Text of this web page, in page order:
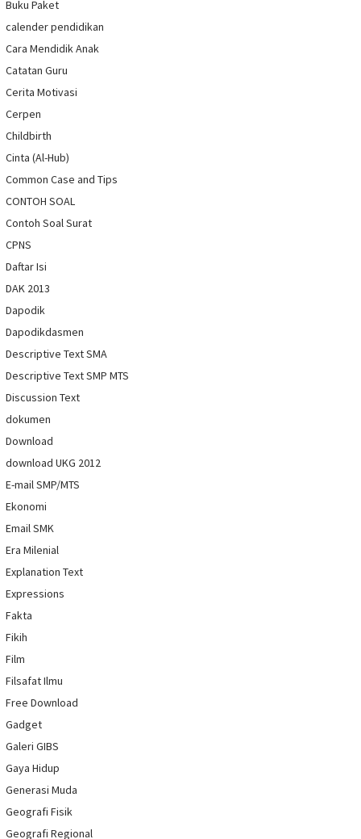
Buku Paket
calender pendidikan
Cara Mendidik Anak
Catatan Guru
Cerita Motivasi
Cerpen
Childbirth
Cinta (Al-Hub)
Common Case and Tips
CONTOH SOAL
Contoh Soal Surat
CPNS
Daftar Isi
DAK 2013
Dapodik
Dapodikdasmen
Descriptive Text SMA
Descriptive Text SMP MTS
Discussion Text
dokumen
Download
download UKG 2012
E-mail SMP/MTS
Ekonomi
Email SMK
Era Milenial
Explanation Text
Expressions
Fakta
Fikih
Film
Filsafat Ilmu
Free Download
Gadget
Galeri GIBS
Gaya Hidup
Generasi Muda
Geografi Fisik
Geografi Regional